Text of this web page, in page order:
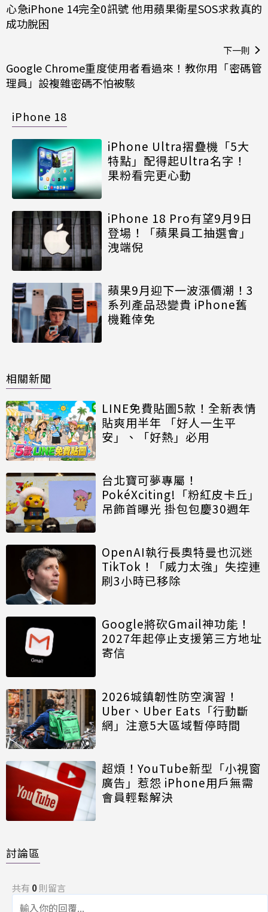
心急iPhone 14完全0訊號 他用蘋果衛星SOS求救真的
成功脫困
下一則
Google Chrome重度使用者看過來！教你用「密碼管
理員」設複雜密碼不怕被駭
iPhone 18
iPhone Ultra摺疊機「5大
特點」配得起Ultra名字！
果粉看完更心動
iPhone 18 Pro有望9月9日
登場！「蘋果員工抽選會」
洩端倪
蘋果9月迎下一波漲價潮！3
系列產品恐變貴 iPhone舊
機難倖免
相關新聞
LINE免費貼圖5款！全新表情
貼爽用半年 「好人一生平
安」、「好熱」必用
台北寶可夢專屬！
PokéXciting!「粉紅皮卡丘」
吊飾首曝光 掛包包慶30週年
OpenAI執行長奧特曼也沉迷
TikTok！「威力太強」失控連
刷3小時已移除
Google將砍Gmail神功能！
2027年起停止支援第三方地址
寄信
2026城鎮韌性防空演習！
Uber、Uber Eats「行動斷
網」注意5大區域暫停時間
超煩！YouTube新型「小視窗
廣告」惹怨 iPhone用戶無需
會員輕鬆解決
討論區
共有 0則留言